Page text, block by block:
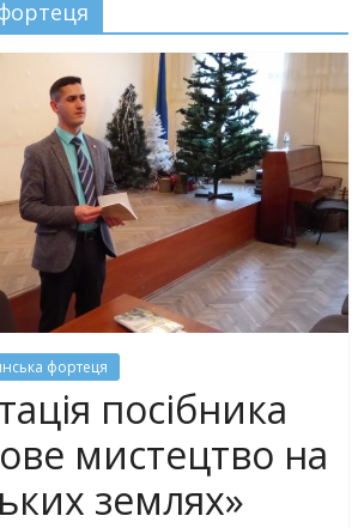
фортеця
посібника
мистецтво на
землях»